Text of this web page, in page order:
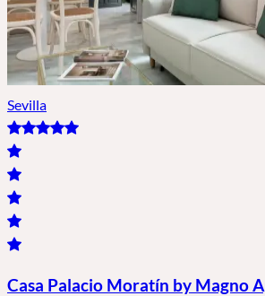
Sevilla
Casa Palacio Moratín by Magno